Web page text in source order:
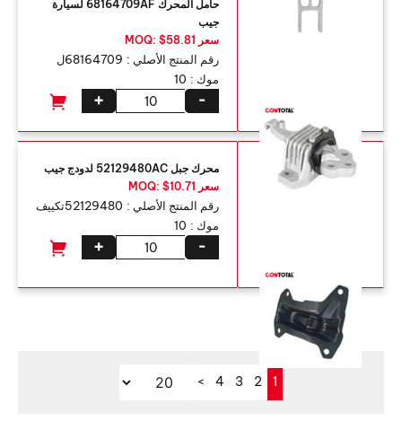
حامل المحرك 68164709AF لسيارة
جيب
سعر MOQ: $58.81
رقم المنتج الأصلي : 68164709ل
موك : 10
+ -
محرك جبل 52129480AC لدودج جيب
سعر MOQ: $10.71
رقم المنتج الأصلي : 52129480تكييف
موك : 10
+ -
1
2
3
4
>